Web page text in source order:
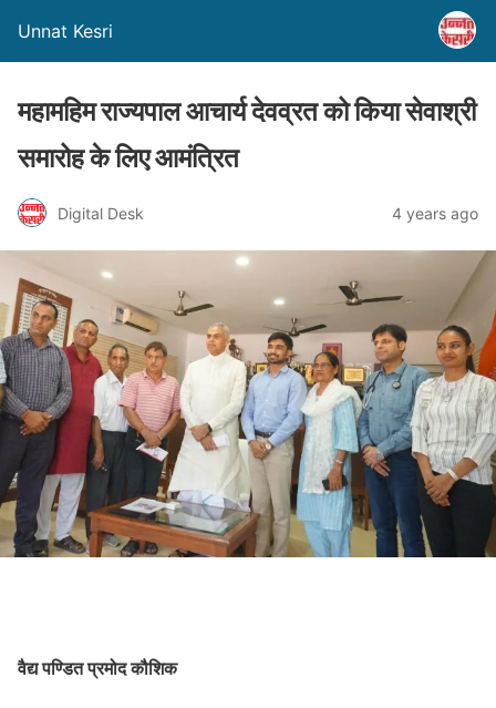
Unnat Kesri
महामहिम राज्यपाल आचार्य देवव्रत को किया सेवाश्री
समारोह के लिए आमंत्रित
Digital Desk 4 years ago
वैद्य पण्डित प्रमोद कौशिक